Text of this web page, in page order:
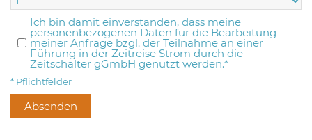
Ich bin damit einverstanden, dass meine
personenbezogenen Daten für die Bearbeitung
meiner Anfrage bzgl. der Teilnahme an einer
Führung in der Zeitreise Strom durch die
Zeitschalter gGmbH genutzt werden.*
* Pflichtfelder